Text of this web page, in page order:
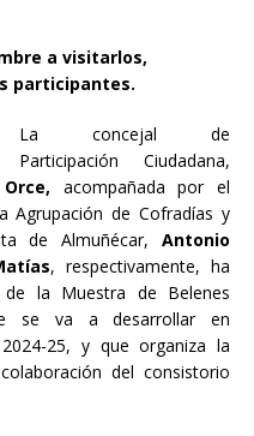
a visitarlos,
participantes.
La concejal de
Participación Ciudadana,
acompañada por el
Agrupación de Cofradías y
de Almuñécar, Antonio
, respectivamente, ha
la Muestra de Belenes
se va a desarrollar en
25, y que organiza la
del consistorio